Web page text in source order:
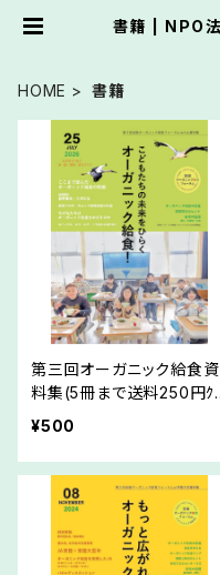
書籍 | NPO法
HOME 書籍
第三回オーガニック給食資
料集(5冊まで送料250円ｸﾘ
ｯｸﾎﾟｽﾄ便)
¥500